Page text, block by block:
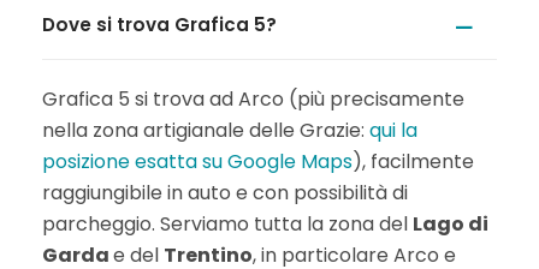
Dove si trova Grafica 5?
Grafica 5 si trova ad Arco (più precisamente
nella zona artigianale delle Grazie: qui la
posizione esatta su Google Maps), facilmente
raggiungibile in auto e con possibilità di
parcheggio. Serviamo tutta la zona del Lago di
Gardae del Trentino, in particolare Arco e